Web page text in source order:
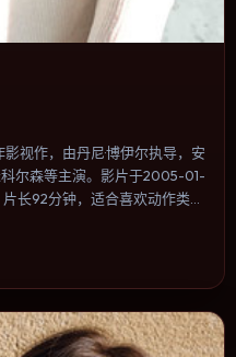
视作，由丹尼·博伊尔执导，安
科尔森等主演。影片于2005-01-
长92分钟，适合喜欢动作类
观影或类型片补片的选择。